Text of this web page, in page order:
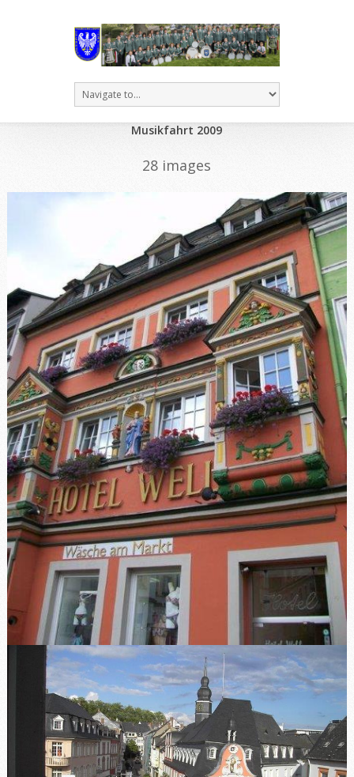
Musikfahrt 2009
28 images